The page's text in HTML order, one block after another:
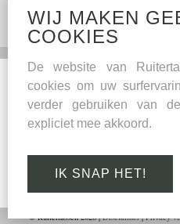
Social Media
Facebook
© Ruitertassen 2026 |Disclaimer|Privacy
WIJ MAKEN
COOKIES
De website van
cookies om uw
verder gebruiken van
expliciet mee akkoord.
IK SNAP HET!